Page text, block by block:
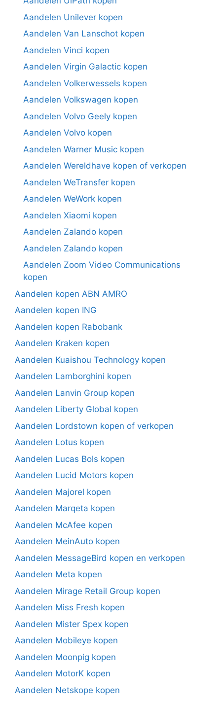
Aandelen Unilever kopen
Aandelen Van Lanschot kopen
Aandelen Vinci kopen
Aandelen Virgin Galactic kopen
Aandelen Volkerwessels kopen
Aandelen Volkswagen kopen
Aandelen Volvo Geely kopen
Aandelen Volvo kopen
Aandelen Warner Music kopen
Aandelen Wereldhave kopen of verkopen
Aandelen WeTransfer kopen
Aandelen WeWork kopen
Aandelen Xiaomi kopen
Aandelen Zalando kopen
Aandelen Zalando kopen
Aandelen Zoom Video Communications
kopen
Aandelen kopen ABN AMRO
Aandelen kopen ING
Aandelen kopen Rabobank
Aandelen Kraken kopen
Aandelen Kuaishou Technology kopen
Aandelen Lamborghini kopen
Aandelen Lanvin Group kopen
Aandelen Liberty Global kopen
Aandelen Lordstown kopen of verkopen
Aandelen Lotus kopen
Aandelen Lucas Bols kopen
Aandelen Lucid Motors kopen
Aandelen Majorel kopen
Aandelen Marqeta kopen
Aandelen McAfee kopen
Aandelen MeinAuto kopen
Aandelen MessageBird kopen en verkopen
Aandelen Meta kopen
Aandelen Mirage Retail Group kopen
Aandelen Miss Fresh kopen
Aandelen Mister Spex kopen
Aandelen Mobileye kopen
Aandelen Moonpig kopen
Aandelen MotorK kopen
Aandelen Netskope kopen